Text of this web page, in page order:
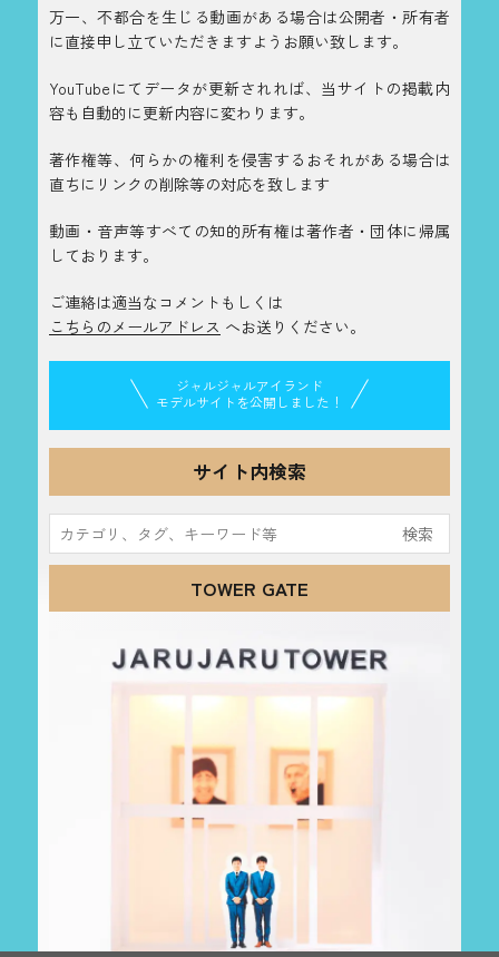
万一、不都合を生じる動画がある場合は公開者・所有者
に直接申し立ていただきますようお願い致します。
YouTubeにてデータが更新されれば、当サイトの掲載内
容も自動的に更新内容に変わります。
著作権等、何らかの権利を侵害するおそれがある場合は
直ちにリンクの削除等の対応を致します
動画・音声等すべての知的所有権は著作者・団体に帰属
しております。
ご連絡は適当なコメントもしくは
こちらのメールアドレス へお送りください。
ジャルジャルアイランド
モデルサイトを公開しました！
サイト内検索
索:
TOWER GATE